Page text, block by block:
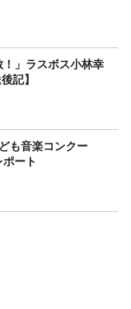
」ラスボス小林幸
記】
も音楽コンクー
ート